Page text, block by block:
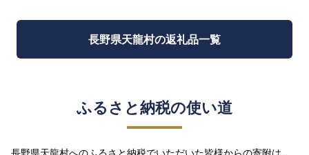
長野県天龍村の返礼品一覧
ふるさと納税の使い道
長野県天龍村へのふるさと納税でいただいた皆様からの寄附は、